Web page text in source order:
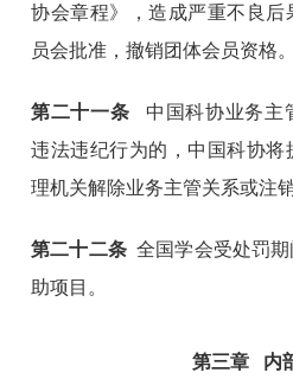
协会章程》，造成严重不良
员会批准，撤销团体会员资格。
第二十一条 中国科协业务主
违法违纪行为的，中国科协将
理机关解除业务主管关系或注销
第二十二条全国学会受处罚期
助项目。
第三章 内